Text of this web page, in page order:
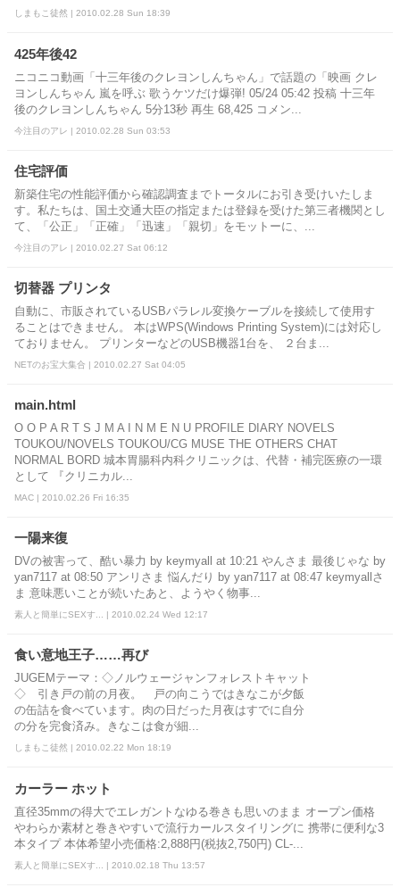
しまもこ徒然 | 2010.02.28 Sun 18:39
425年後42
ニコニコ動画「十三年後のクレヨンしんちゃん」で話題の「映画 クレ
ヨンしんちゃん 嵐を呼ぶ 歌うケツだけ爆弾! 05/24 05:42 投稿 十三年
後のクレヨンしんちゃん 5分13秒 再生 68,425 コメン...
今注目のアレ | 2010.02.28 Sun 03:53
住宅評価
新築住宅の性能評価から確認調査までトータルにお引き受けいたしま
す。私たちは、国土交通大臣の指定または登録を受けた第三者機関とし
て、「公正」「正確」「迅速」「親切」をモットーに、...
今注目のアレ | 2010.02.27 Sat 06:12
切替器 プリンタ
自動に、市販されているUSBパラレル変換ケーブルを接続して使用す
ることはできません。 本はWPS(Windows Printing System)には対応し
ておりません。 プリンターなどのUSB機器1台を、 ２台ま...
NETのお宝大集合 | 2010.02.27 Sat 04:05
main.html
O O P A R T S J M A I N M E N U PROFILE DIARY NOVELS
TOUKOU/NOVELS TOUKOU/CG MUSE THE OTHERS CHAT
NORMAL BORD 城本胃腸科内科クリニックは、代替・補完医療の一環
として 『クリニカル...
MAC | 2010.02.26 Fri 16:35
一陽来復
DVの被害って、酷い暴力 by keymyall at 10:21 やんさま 最後じゃな by
yan7117 at 08:50 アンリさま 悩んだり by yan7117 at 08:47 keymyallさ
ま 意味悪いことが続いたあと、ようやく物事...
素人と簡単にSEXす... | 2010.02.24 Wed 12:17
食い意地王子……再び
JUGEMテーマ：◇ノルウェージャンフォレストキャット
◇ 引き戸の前の月夜。 戸の向こうではきなこが夕飯
の缶詰を食べています。肉の日だった月夜はすでに自分
の分を完食済み。きなこは食が細...
しまもこ徒然 | 2010.02.22 Mon 18:19
カーラー ホット
直径35mmの得大でエレガントなゆる巻きも思いのまま オープン価格
やわらか素材と巻きやすいで流行カールスタイリングに 携帯に便利な3
本タイプ 本体希望小売価格:2,888円(税抜2,750円) CL-...
素人と簡単にSEXす... | 2010.02.18 Thu 13:57